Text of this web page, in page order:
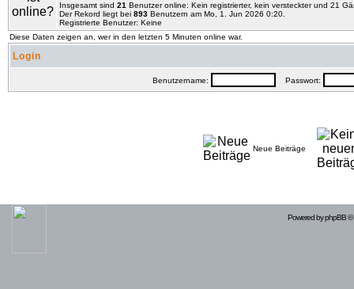
Insgesamt sind 21 Benutzer online: Kein registrierter, kein versteckter und 21
Der Rekord liegt bei 893 Benutzern am Mo, 1. Jun 2026 0:20.
Registrierte Benutzer: Keine
Diese Daten zeigen an, wer in den letzten 5 Minuten online war.
Login
Benutzername: Passwort:
Neue Beiträge
Powered byphpBB©